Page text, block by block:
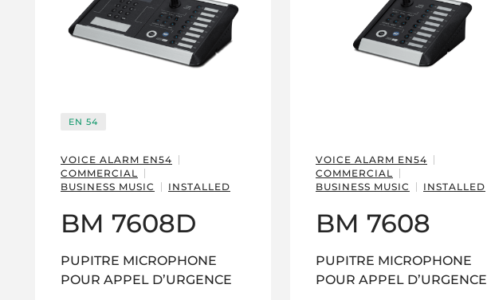
EN 54
VOICE ALARM EN54
COMMERCIAL
BUSINESS MUSIC
INSTALLED
BM 7608D
PUPITRE MICROPHONE
POUR APPEL D’URGENCE
VOICE ALARM EN54
COMMERCIAL
BUSINESS MUSIC
INSTALLED
BM 7608
PUPITRE MICROPHONE
POUR APPEL D’URGENCE